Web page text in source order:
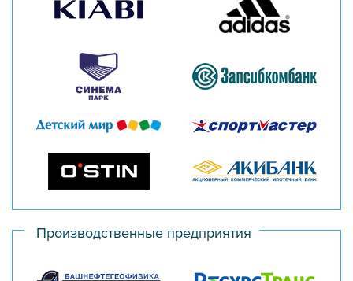
Производственные предприятия